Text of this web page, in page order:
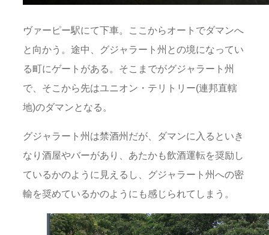
ヴァーピー駅にて下車。ここからオートでダマンへ
と向かう。途中、グジャラート州との境になってい
る町にゲートがある。そこまでがグジャラート州
で、そこから先はユニオン・テリトリー(連邦直轄
地)のダマンとなる。
グジャラート州は禁酒州だが、ダマンに入るといき
なり酒屋やバーがあり、あたかも飲酒運転を奨励し
ているかのように見えるし、グジャラート州への密
輸を奨めているかのようにも感じられてしまう。